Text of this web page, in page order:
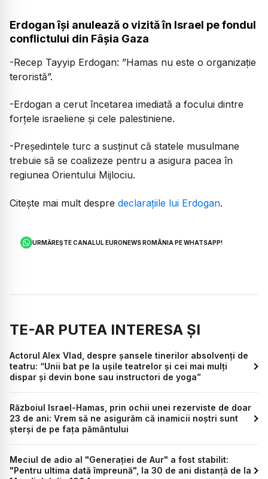
Erdogan își anulează o vizită în Israel pe fondul
conflictului din Fâșia Gaza
-Recep Tayyip Erdogan: ”Hamas nu este o organizație
teroristă”.
-Erdogan a cerut încetarea imediată a focului dintre
forțele israeliene și cele palestiniene.
-Președintele turc a susținut că statele musulmane
trebuie să se coalizeze pentru a asigura pacea în
regiunea Orientului Mijlociu.
Citește mai mult despre declarațiile lui Erdogan.
URMĂREȘTE CANALUL EURONEWS ROMÂNIA PE WHATSAPP!
TE-AR PUTEA INTERESA ȘI
Actorul Alex Vlad, despre șansele tinerilor absolvenți de
teatru: “Unii bat pe la ușile teatrelor și cei mai mulți
dispar și devin bone sau instructori de yoga”
Războiul Israel-Hamas, prin ochii unei rezerviste de doar
23 de ani: Vrem să ne asigurăm că inamicii noștri sunt
șterși de pe fața pământului
Meciul de adio al "Generației de Aur" a fost stabilit:
"Pentru ultima dată împreună", la 30 de ani distanță de la